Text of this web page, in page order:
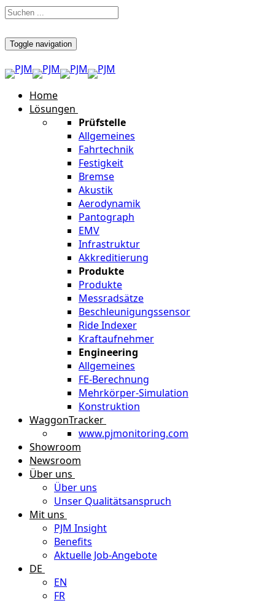
Toggle navigation
Home
Lösungen
Prüfstelle
Allgemeines
Fahrtechnik
Festigkeit
Bremse
Akustik
Aerodynamik
Pantograph
EMV
Infrastruktur
Akkreditierung
Produkte
Produkte
Messradsätze
Beschleunigungssensor
Ride Indexer
Kraftaufnehmer
Engineering
Allgemeines
FE-Berechnung
Mehrkörper-Simulation
Konstruktion
WaggonTracker
www.pjmonitoring.com
Showroom
Newsroom
Über uns
Über uns
Unser Qualitätsanspruch
Mit uns
PJM Insight
Benefits
Aktuelle Job-Angebote
DE
EN
FR